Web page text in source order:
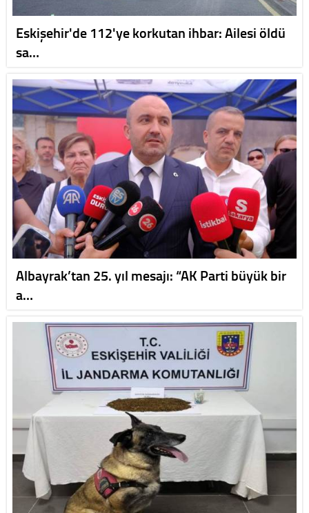
Eskişehir'de 112'ye korkutan ihbar: Ailesi öldü
sa…
Albayrak’tan 25. yıl mesajı: “AK Parti büyük bir
a…